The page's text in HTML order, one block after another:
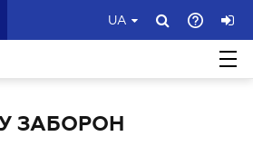
UA
ЗАБОРОН